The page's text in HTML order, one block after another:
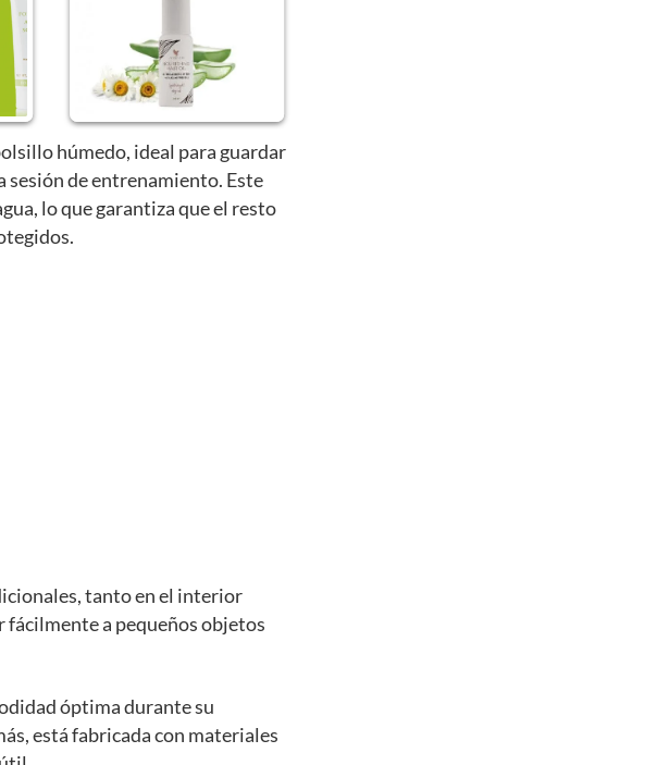
húmedo, ideal para guardar
sesión de entrenamiento. Este
lo que garantiza que el resto
tanto en el interior
fácilmente a pequeños objetos
óptima durante su
está fabricada con materiales